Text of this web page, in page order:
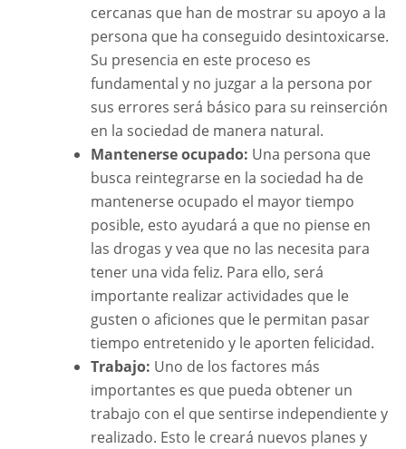
cercanas que han de mostrar su apoyo a la
persona que ha conseguido desintoxicarse.
Su presencia en este proceso es
fundamental y no juzgar a la persona por
sus errores será básico para su reinserción
en la sociedad de manera natural.
Mantenerse ocupado: Una persona que
busca reintegrarse en la sociedad ha de
mantenerse ocupado el mayor tiempo
posible, esto ayudará a que no piense en
las drogas y vea que no las necesita para
tener una vida feliz. Para ello, será
importante realizar actividades que le
gusten o aficiones que le permitan pasar
tiempo entretenido y le aporten felicidad.
Trabajo: Uno de los factores más
importantes es que pueda obtener un
trabajo con el que sentirse independiente y
realizado. Esto le creará nuevos planes y